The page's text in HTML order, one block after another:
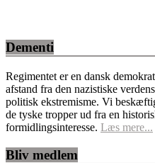
Dementi
Regimentet er en dansk
afstand fra den nazistiske
politisk ekstremisme. Vi
de tyske tropper ud fra en
formidlingsinteresse. Læs mere...
Bliv medlem